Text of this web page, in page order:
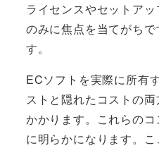
ライセンスやセットア
のみに焦点を当てがち
す。
ECソフトを実際に所有
ストと隠れたコストの
かかります。これらの
に明らかになります。